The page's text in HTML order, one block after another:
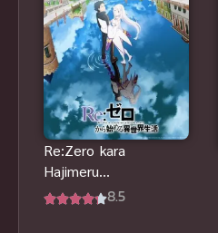
Re:Zero kara
Hajimeru
Isekai
8.5